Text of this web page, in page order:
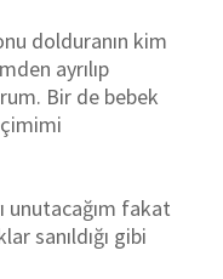
dolduranın kim
ayrılıp
Bir de bebek
unutacağım fakat
sanıldığı gibi